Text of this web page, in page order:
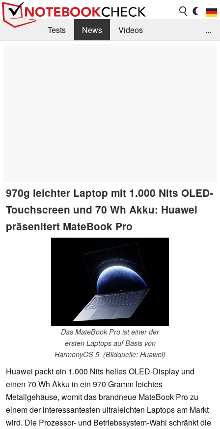
Tests News
Videos
...
970g leichter Laptop mit 1.000 Nits OLED-
Touchscreen und 70 Wh Akku: Huawei
präsenitert MateBook Pro
Das MateBook Pro ist einer der
ersten Laptops auf Basis von
HarmonyOS 5. (Bildquelle: Huawei)
Huawei packt ein 1.000 Nits helles OLED-Display und
einen 70 Wh Akku in ein 970 Gramm leichtes
Metallgehäuse, womit das brandneue MateBook Pro zu
einem der interessantesten ultraleichten Laptops am Markt
wird. Die Prozessor- und Betriebssystem-Wahl schränkt die